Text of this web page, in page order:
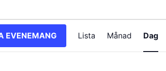
EVENEMANG
vynavigering
Lista Månad Dag